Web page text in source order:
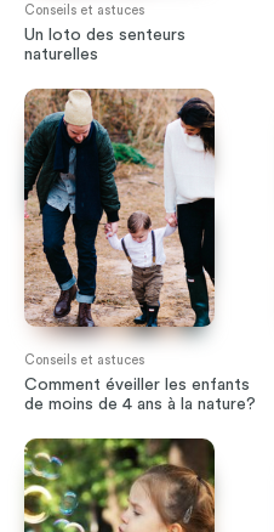
Conseils et astuces
Un loto des senteurs
naturelles
Conseils et astuces
Comment éveiller les enfants
de moins de 4 ans à la nature?